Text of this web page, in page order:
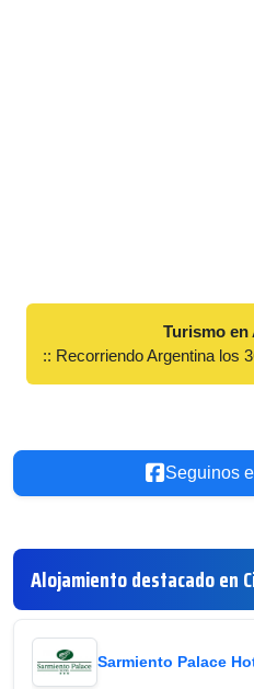
Turismo en
:: Recorriendo Argentina los
Seguinos
Alojamiento destacado en
Sarmiento Palace